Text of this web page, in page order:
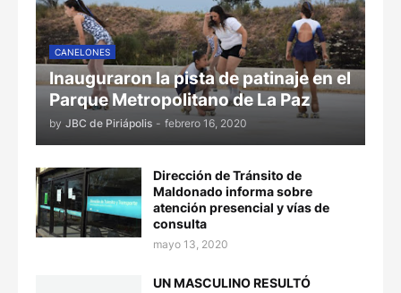
CANELONES
Inauguraron la pista de patinaje en el
Parque Metropolitano de La Paz
by JBC de Piriápolis - febrero 16, 2020
Dirección de Tránsito de
Maldonado informa sobre
atención presencial y vías de
consulta
mayo 13, 2020
UN MASCULINO RESULTÓ